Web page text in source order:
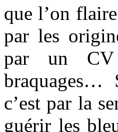
que l’on
par les
par un CV
braquages…
c’est par la
guérir les